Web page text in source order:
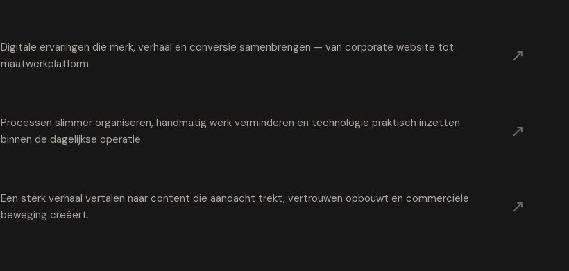
Digitale ervaringen die merk, verhaal en conversie samenbrengen — van corporate website tot
maatwerkplatform.
↗
Processen slimmer organiseren, handmatig werk verminderen en technologie praktisch inzetten
binnen de dagelijkse operatie.
↗
Een sterk verhaal vertalen naar content die aandacht trekt, vertrouwen opbouwt en commerciële
beweging creëert.
↗